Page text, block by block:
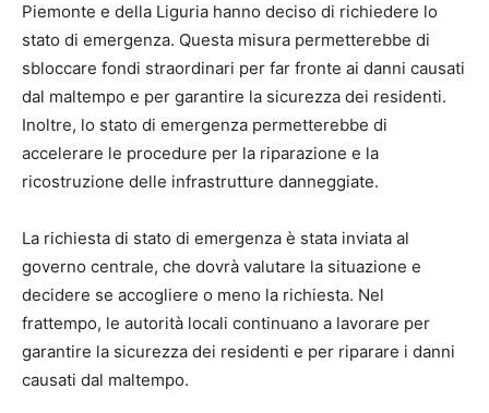
Piemonte e della Liguria hanno deciso di richiedere lo
stato di emergenza. Questa misura permetterebbe di
sbloccare fondi straordinari per far fronte ai danni causati
dal maltempo e per garantire la sicurezza dei residenti.
Inoltre, lo stato di emergenza permetterebbe di
accelerare le procedure per la riparazione e la
ricostruzione delle infrastrutture danneggiate.
La richiesta di stato di emergenza è stata inviata al
governo centrale, che dovrà valutare la situazione e
decidere se accogliere o meno la richiesta. Nel
frattempo, le autorità locali continuano a lavorare per
garantire la sicurezza dei residenti e per riparare i danni
causati dal maltempo.